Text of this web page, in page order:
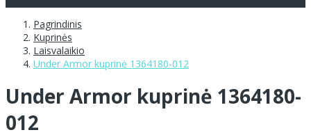
Pagrindinis
Kuprinės
Laisvalaikio
Under Armor kuprinė 1364180-012
Under Armor kuprinė 1364180-
012